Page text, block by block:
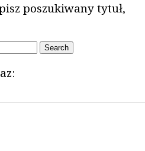
poszukiwany tytuł,